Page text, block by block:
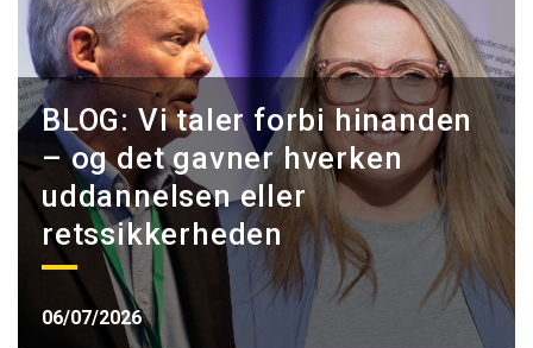
BLOG: Vi taler forbi hinanden
– og det gavner hverken
uddannelsen eller
retssikkerheden
06/07/2026